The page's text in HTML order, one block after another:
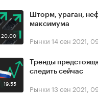
20:00
Шторм, ураган,
максимума
Рынки 14 сен 2021,
19:55
Тренды
следить сейчас
Рынки 13 сен 2021,